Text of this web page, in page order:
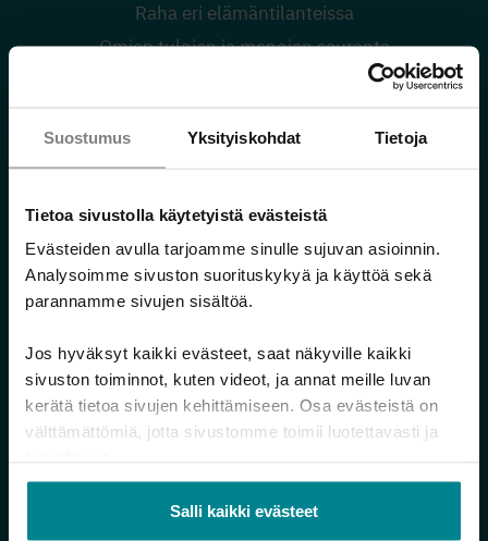
Suostumus Yksityiskohdat Tietoja
Tietoa sivustolla käytetyistä evästeistä
Evästeiden avulla tarjoamme sinulle sujuvan asioinnin.
Analysoimme sivuston suorituskykyä ja käyttöä sekä
parannamme sivujen sisältöä.
Jos hyväksyt kaikki evästeet, saat näkyville kaikki
sivuston toiminnot, kuten videot, ja annat meille luvan
kerätä tietoa sivujen kehittämiseen. Osa evästeistä on
välttämättömiä, jotta sivustomme toimii luotettavasti ja
Salli kaikki evästeet
Raha eri elämäntilanteissa
Omien tulojen ja menojen seuranta
Harkitsetko lainan ottamista?
Verkkokurssit
Selviydy veloistasi
Haetko apua maksuongelmiin?
Velkojen maksukeinot
Perinnän ja ulosoton eteneminen
Tietoa häädöstä
Miten auttaa rahavaikeuksissa olevaa läheistä?
Palvelut ja materiaalit